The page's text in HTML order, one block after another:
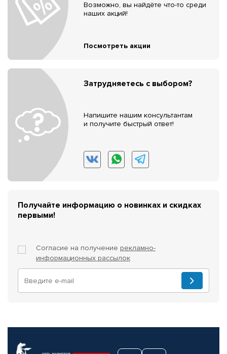
Возможно, вы найдёте что-то среди
наших акций!
Посмотреть акции
Затрудняетесь с выбором?
Напишите нашим консультантам
и получите быстрый ответ!
Получайте информацию о новинках и скидках
первыми!
Согласие на получение рекламно-
информационных рассылок